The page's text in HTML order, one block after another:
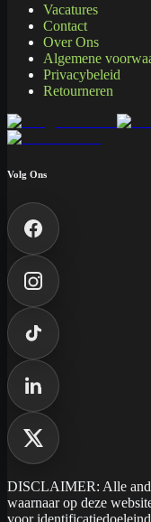
Vacatures
Contact
Over Ons
Algemene
Privacybeleid
Retourneren
Volg Ons
DISCLAIMER: Alle
waarnaar op deze
voor